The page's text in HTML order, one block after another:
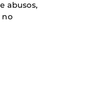
abusos,
no